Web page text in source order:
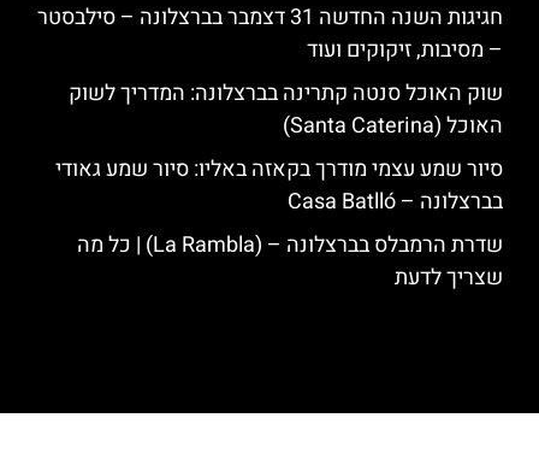
חגיגות השנה החדשה 31 דצמבר בברצלונה – סילבסטר
– מסיבות, זיקוקים ועוד
שוק האוכל סנטה קתרינה בברצלונה: המדריך לשוק
האוכל (Santa Caterina)
סיור שמע עצמי מודרך בקאזה באליו: סיור שמע גאודי
בברצלונה – Casa Batlló
שדרת הרמבלס בברצלונה – (La Rambla) | כל מה
שצריך לדעת